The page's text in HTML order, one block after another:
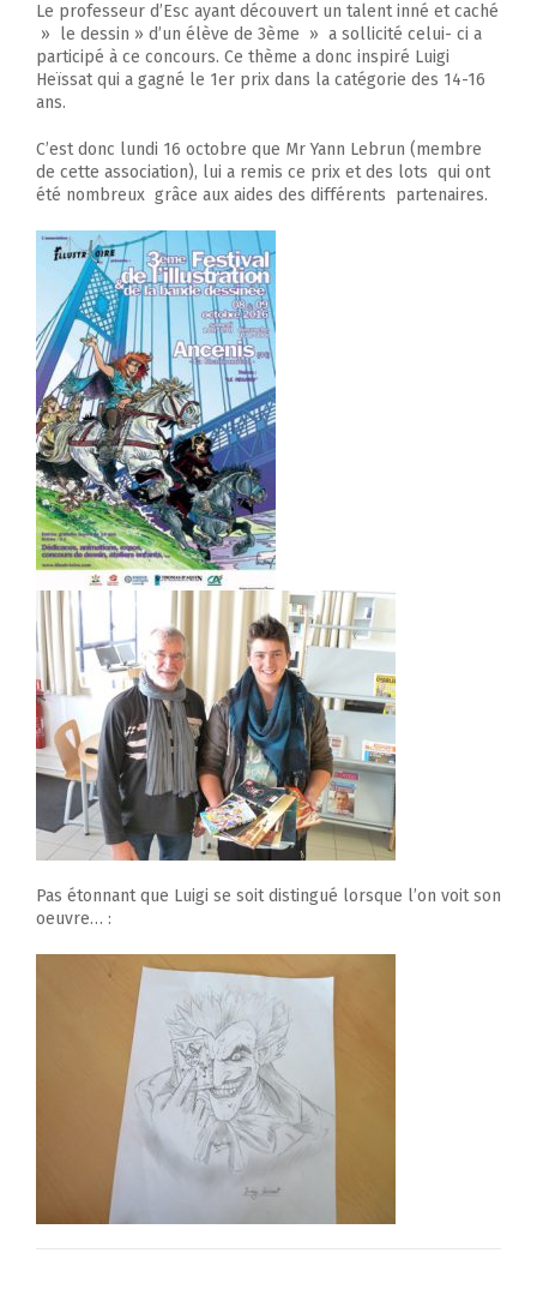
Le professeur d’Esc ayant découvert un talent inné et caché
» le dessin » d’un élève de 3ème » a sollicité celui- ci a
participé à ce concours. Ce thème a donc inspiré Luigi
Heïssat qui a gagné le 1er prix dans la catégorie des 14-16
ans.
C’est donc lundi 16 octobre que Mr Yann Lebrun (membre
de cette association), lui a remis ce prix et des lots qui ont
été nombreux grâce aux aides des différents partenaires.
Pas étonnant que Luigi se soit distingué lorsque l’on voit son
oeuvre… :